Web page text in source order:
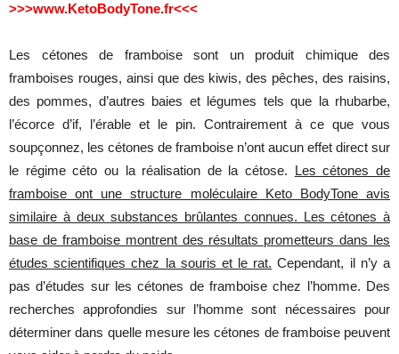
>>>www.KetoBodyTone.fr<<<
Les cétones de framboise sont un produit chimique des
framboises rouges, ainsi que des kiwis, des pêches, des raisins,
des pommes, d’autres baies et légumes tels que la rhubarbe,
l’écorce d’if, l’érable et le pin. Contrairement à ce que vous
soupçonnez, les cétones de framboise n’ont aucun effet direct sur
le régime céto ou la réalisation de la cétose. Les cétones de
framboise ont une structure moléculaire Keto BodyTone avis
similaire à deux substances brûlantes connues. Les cétones à
base de framboise montrent des résultats prometteurs dans les
études scientifiques chez la souris et le rat. Cependant, il n’y a
pas d’études sur les cétones de framboise chez l’homme. Des
recherches approfondies sur l’homme sont nécessaires pour
déterminer dans quelle mesure les cétones de framboise peuvent